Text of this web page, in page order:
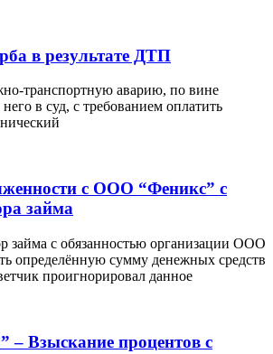
в результате ДТП
транспортную аварию, по вине
в суд, с требованием оплатить
с ООО “Феникс” с
займа
займа с обязанностью организации ООО
определённую сумму денежных средств
проигнорировал данное
Взыскание процентов с